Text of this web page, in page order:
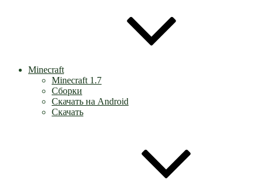
Minecraft
Minecraft 1.7
Сборки
Скачать на Android
Скачать